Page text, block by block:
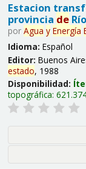
Estacion
provincia de
por Agua y Energía
Idioma: Español
Editor: Buenos
estado, 1988
Disponibilidad:
topográfica: